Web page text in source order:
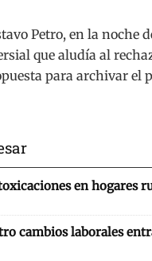
Petro, en la noche
que aludía al
para archivar el
en hogares
cambios laborales